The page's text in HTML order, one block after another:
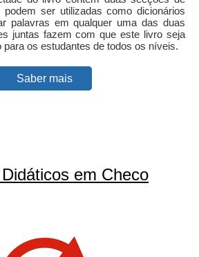
ser utilizadas como dicionários
palavras em qualquer uma das duas
juntas fazem com que este livro seja
os estudantes de todos os níveis.
Saber mais
em Checo